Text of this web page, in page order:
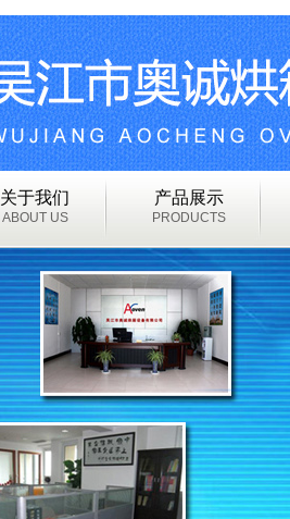
关于我们
ABOUT US
产品展示
PRODUCTS